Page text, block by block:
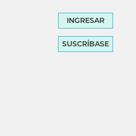
INGRESAR
SUSCRÍBASE